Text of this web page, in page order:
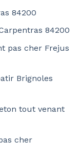
84200
84200
pas cher Frejus
Brignoles
tout venant
cher